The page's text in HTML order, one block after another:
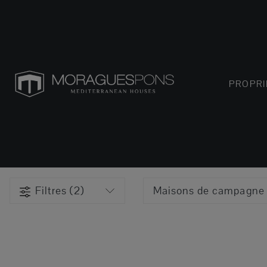
Filtres (2) Maisons de campagne